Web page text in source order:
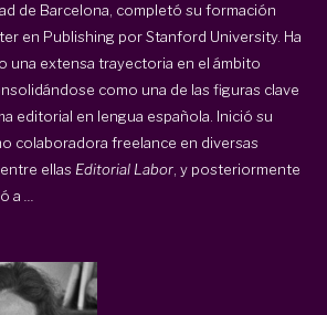
de Barcelona, completó su formación
en Publishing por Stanford University. Ha
una extensa trayectoria en el ámbito
como una de las figuras clave
editorial en lengua española. Inició su
colaboradora freelance en diversas
ellas Editorial Labor, y posteriormente
a ...